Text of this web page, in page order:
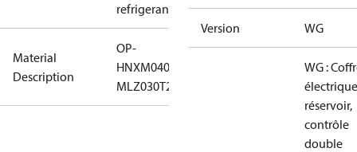
refrigerant
Material
Description
OP-
HNXM0400UWG000Q
MLZ030T2LQ9A
Version WG
WG :
réservoir,
contrôle
double